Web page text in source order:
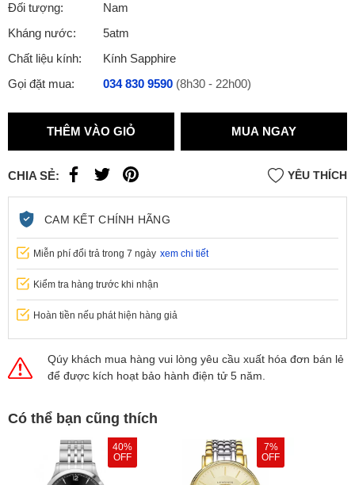
Đối tượng:
Nam
Kháng nước:
5atm
Chất liệu kính:
Kính Sapphire
Gọi đặt mua:
034 830 9590 (8h30 - 22h00)
THÊM VÀO GIỎ MUA NGAY
CHIA SẺ: YÊU THÍCH
CAM KẾT CHÍNH HÃNG
Miễn phí đổi trả trong 7 ngày xem chi tiết
Kiểm tra hàng trước khi nhận
Hoàn tiền nếu phát hiện hàng giả
Qúy khách mua hàng vui lòng yêu cầu xuất hóa đơn bán lẻ
để được kích hoạt bảo hành điện tử 5 năm.
Có thể bạn cũng thích
40%
OFF
7%
OFF